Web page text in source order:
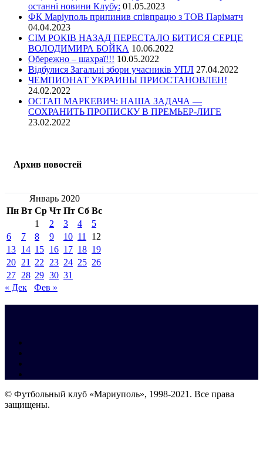
останні новини Клубу: 01.05.2023
ФК Маріуполь припинив співпрацю з ТОВ Паріматч
04.04.2023
СІМ РОКІВ НАЗАД ПЕРЕСТАЛО БИТИСЯ СЕРЦЕ
ВОЛОДИМИРА БОЙКА 10.06.2022
Обережно – шахраї!!! 10.05.2022
Відбулися Загальні збори учасників УПЛ 27.04.2022
ЧЕМПИОНАТ УКРАИНЫ ПРИОСТАНОВЛЕН!
24.02.2022
ОСТАП МАРКЕВИЧ: НАША ЗАДАЧА —
СОХРАНИТЬ ПРОПИСКУ В ПРЕМЬЕР-ЛИГЕ
23.02.2022
Архив новостей
Январь 2020
Пн Вт Ср Чт Пт Сб Вс
1
2 3 4
5
6
7 8 9 10 11
12
13 14 15 16 17 18 19
20 21 22 23 24 25 26
27 28 29 30 31
« Дек
Фев »
© Футбольный клуб «Мариуполь», 1998-2021. Все права
защищены.